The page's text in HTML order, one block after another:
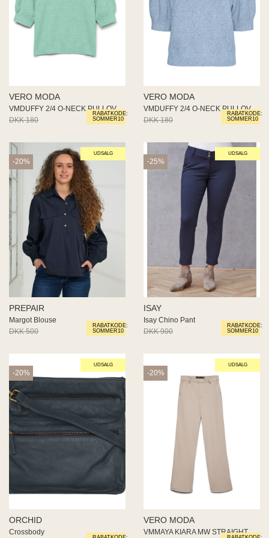
RABATKODE:
SOMMER10
VERO MODA
VMDUFFY 2/4 O-NECK PULLOVER GA
DKK 180
DKK 144
RABATKODE:
SOMMER10
VERO MODA
VMDUFFY 2/4 O-NECK PULLOVER GA
DKK 180
DKK 144
UDSALG
RABATKODE:
SOMMER10
-20%
PREPAIR
Margot Blouse
DKK 500
DKK 400
UDSALG
RABATKODE:
SOMMER10
-25%
ISAY
Isay Chino Pant
DKK 900
DKK 675
UDSALG
-20%
ORCHID
Crossbody
UDSALG
-20%
VERO MODA
VMMAYA KIARA MW STRAIGHT PANT